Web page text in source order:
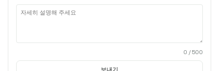
0 / 500
보내기